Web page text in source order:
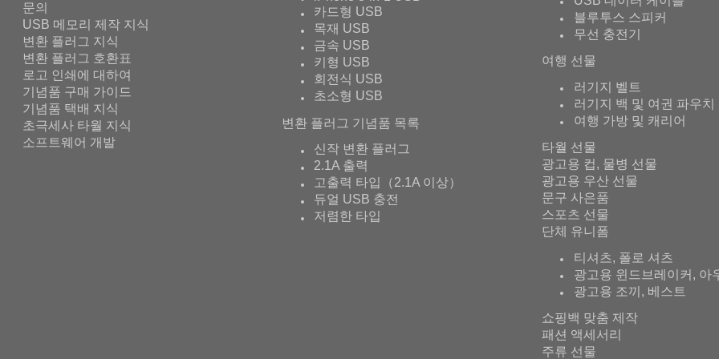
문의
USB 메모리 제작 지식
변환 플러그 지식
변환 플러그 호환표
로고 인쇄에 대하여
기념품 구매 가이드
기념품 택배 지식
초극세사 타월 지식
소프트웨어 개발
카드형 USB
목재 USB
금속 USB
키형 USB
회전식 USB
초소형 USB
변환 플러그 기념품 목록
신작 변환 플러그
2.1A 출력
고출력 타입（2.1A 이상）
듀얼 USB 충전
저렴한 타입
블루투스 스피커
무선 충전기
여행 선물
러기지 벨트
러기지 백 및 여권 파우치
여행 가방 및 캐리어
타월 선물
광고용 컵, 물병 선물
광고용 우산 선물
문구 사은품
스포츠 선물
단체 유니폼
티셔츠, 폴로 셔츠
광고용 윈드브레이커, 아
광고용 조끼, 베스트
쇼핑백 맞춤 제작
패션 액세서리
주류 선물